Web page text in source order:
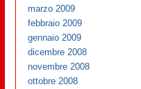
marzo 2009
febbraio 2009
gennaio 2009
dicembre 2008
novembre 2008
ottobre 2008